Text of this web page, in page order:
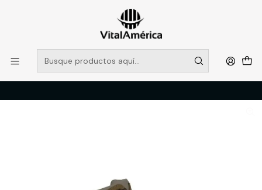
POR SISTEMA FRONTAL SOLO RETIROS EN TIENDA, DESDE
MUCHAS GRACIAS +569 5956 2237
Leer más
CALZADO
ZAPATOS DE SEGURIDAD
CALZADO SEGURIDAD QUEBEC 400 PRO T/44